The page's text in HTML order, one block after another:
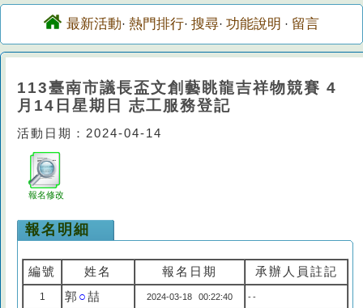
最新活動· 熱門排行· 搜尋· 功能說明 · 留言
113臺南市議長盃文創藝眺龍吉祥物競賽 4
月14日星期日 志工服務登記
活動日期：2024-04-14
報名修改
報名明細
編號 姓名 報名日期 承辦人員註記
1 郭 ○喆 2024-03-18 00:22:40 --